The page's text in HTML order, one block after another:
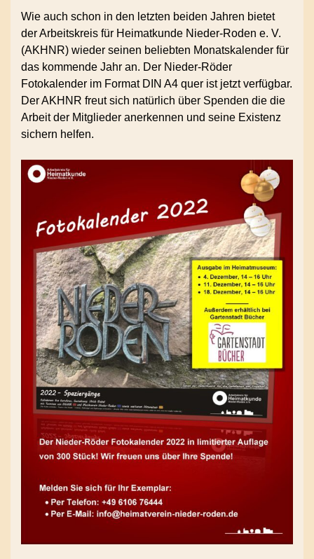
Wie auch schon in den letzten beiden Jahren bietet
der Arbeitskreis für Heimatkunde Nieder-Roden e. V.
(AKHNR) wieder seinen beliebten Monatskalender für
das kommende Jahr an. Der Nieder-Röder
Fotokalender im Format DIN A4 quer ist jetzt verfügbar.
Der AKHNR freut sich natürlich über Spenden die die
Arbeit der Mitglieder anerkennen und seine Existenz
sichern helfen.